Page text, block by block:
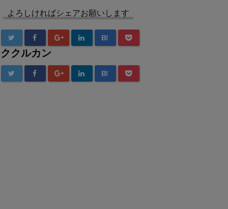
よろしければシェアお願いします
B!
ククルカン
B!